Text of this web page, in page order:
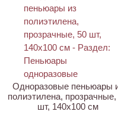
Одноразовые пеньюары
полиэтилена, прозрачные,
шт, 140х100 см